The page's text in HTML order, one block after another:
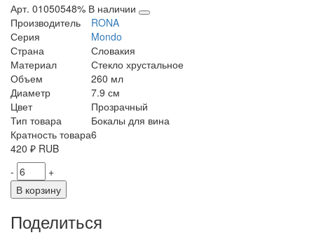
Арт. 01050548% В наличии
Производитель
RONA
Серия
Mondo
Страна
Словакия
Материал
Стекло хрустальное
Объем
260 мл
Диаметр
7.9 см
Цвет
Прозрачный
Тип товара
Бокалы для вина
Кратность товара6
420 ₽ RUB
-
+
В корзину
Поделиться